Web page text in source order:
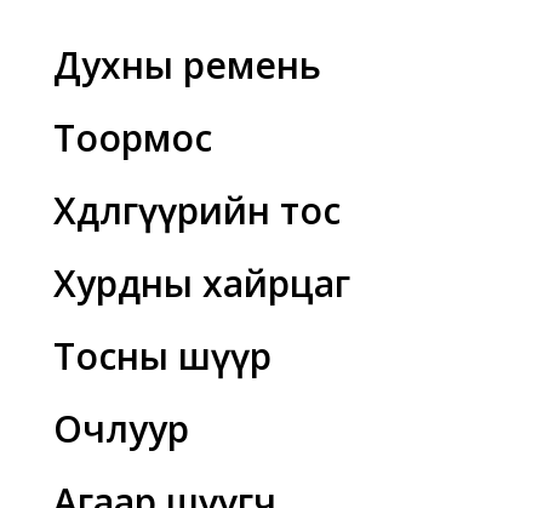
Духны ремень
Тоормос
Хөдөлгүүрийн тос
Хурдны хайрцаг
Тосны шүүр
Очлуур